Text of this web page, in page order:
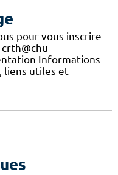
pour vous inscrire
Informations
liens utiles et